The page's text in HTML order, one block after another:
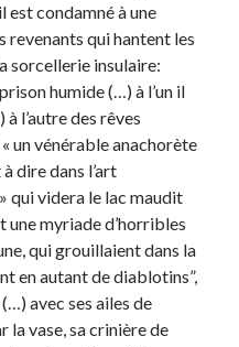
est condamné à une
revenants qui hantent les
sorcellerie insulaire:
humide (…) à l’un il
l’autre des rêves
un vénérable anachorète
dire dans l’art
qui videra le lac maudit
une myriade d’horribles
qui grouillaient dans la
en autant de diablotins”,
avec ses ailes de
la vase, sa crinière de